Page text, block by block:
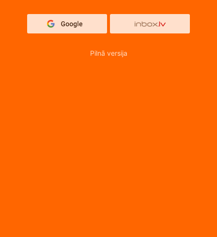
Pilnā versija